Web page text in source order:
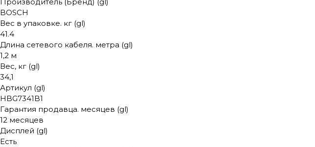
BOSCH
Вес в упаковке. кг (gl)
41.4
Длина сетевого кабеля. метра (gl)
1,2 м
Вес, кг (gl)
34,1
Артикул (gl)
HBG7341B1
Гарантия продавца. месяцев (gl)
12 месяцев
Дисплей (gl)
Есть